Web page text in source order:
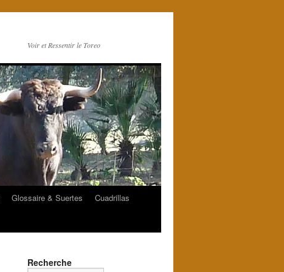
Voir et Ressentir le Toreo
Glossaire & Suertes
Cuadrillas
Recherche